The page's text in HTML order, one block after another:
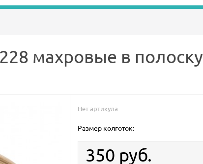
махровые в полоску
Нет артикула
Размер колготок:
350 руб.